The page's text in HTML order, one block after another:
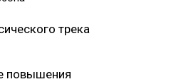
трека
повышения